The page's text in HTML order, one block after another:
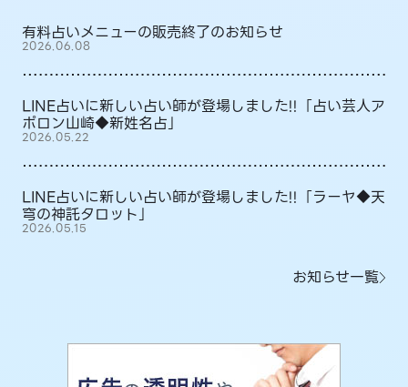
有料占いメニューの販売終了のお知らせ
2026.06.08
LINE占いに新しい占い師が登場しました!!「占い芸人ア
ポロン山崎◆新姓名占」
2026.05.22
LINE占いに新しい占い師が登場しました!!「ラーヤ◆天
穹の神託タロット」
2026.05.15
お知らせ一覧